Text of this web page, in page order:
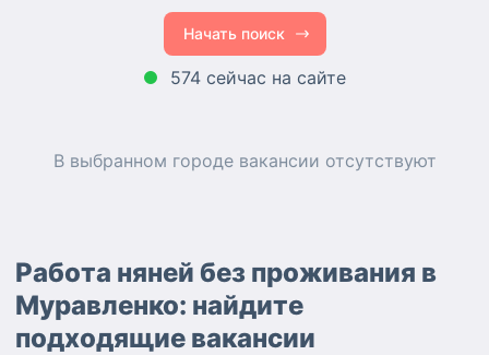
Начать поиск
574 сейчас на сайте
В выбранном городе вакансии отсутствуют
Работа няней без проживания в
Муравленко: найдите
подходящие вакансии